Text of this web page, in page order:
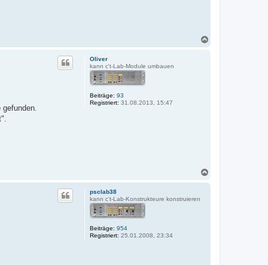
Oliver
kann c't-Lab-Module umbauen
Beiträge: 93
Registriert: 31.08.2013, 15:47
psclab38
kann c't-Lab-Konstrukteure konstruieren
Beiträge: 954
Registriert: 25.01.2008, 23:34